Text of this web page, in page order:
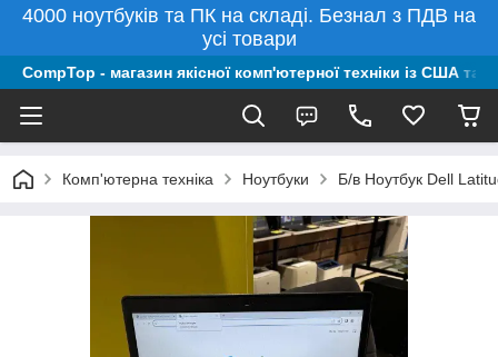
4000 ноутбуків та ПК на складі. Безнал з ПДВ на
усі товари
CompTop - магазин якісної комп'ютерної техніки із США та
Комп'ютерна техніка Ноутбуки Б/в Ноутбук Dell